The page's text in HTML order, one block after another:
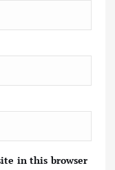
in this browser